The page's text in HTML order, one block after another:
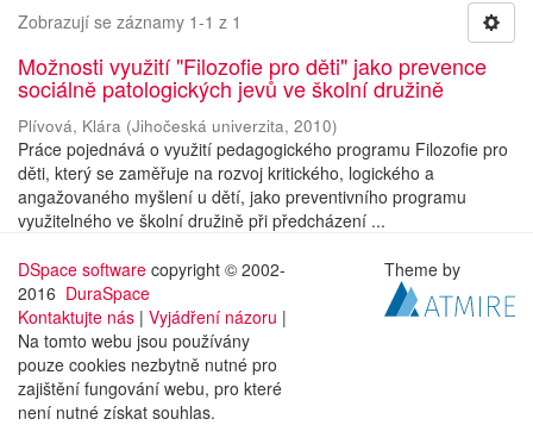
Zobrazují se záznamy 1-1 z 1
Možnosti využití "Filozofie pro děti" jako prevence
sociálně patologických jevů ve školní družině
Plívová, Klára (Jihočeská univerzita, 2010)
Práce pojednává o využití pedagogického programu Filozofie pro
děti, který se zaměřuje na rozvoj kritického, logického a
angažovaného myšlení u dětí, jako preventivního programu
využitelného ve školní družině při předcházení ...
DSpace software copyright © 2002-
2016 DuraSpace
Kontaktujte nás | Vyjádření názoru |
Na tomto webu jsou používány
pouze cookies nezbytně nutné pro
zajištění fungování webu, pro které
není nutné získat souhlas.
Theme by